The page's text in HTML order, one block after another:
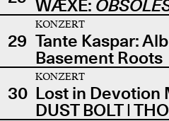
WÆXE:
29
KONZERT
Tante Kaspar:
Basement Roots
30
KONZERT
Lost in Devotion
DUST BOLT |